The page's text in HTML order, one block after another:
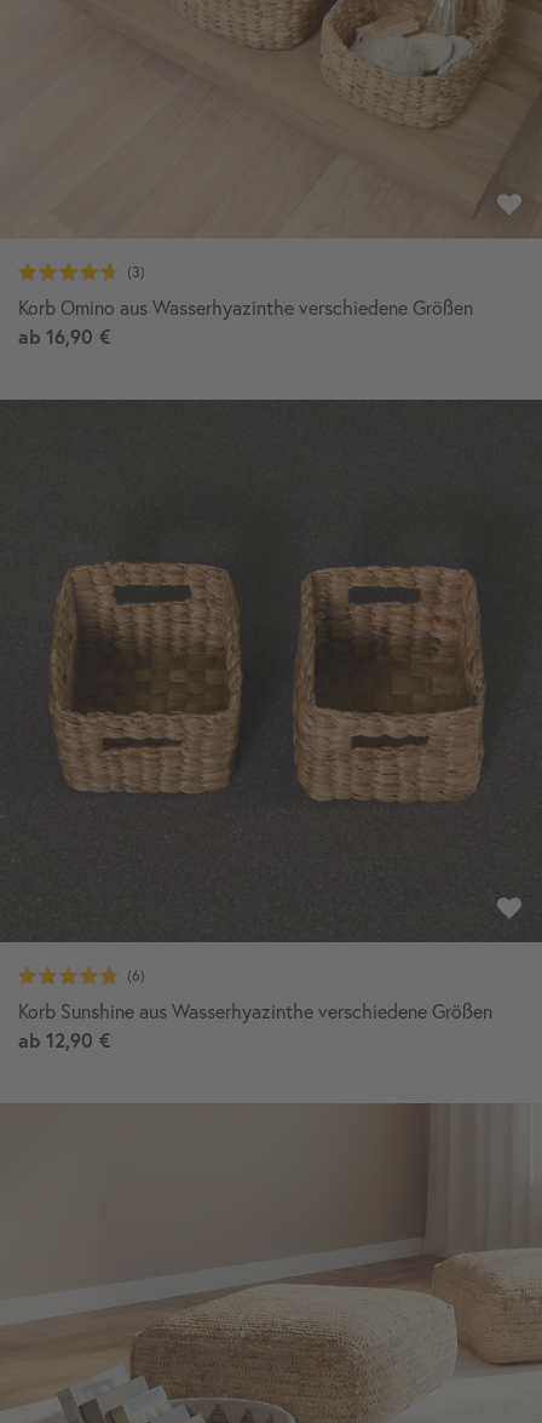
Korb Omino aus Wasserhyazinthe verschiedene Größen
ab 16,90 €
Korb Sunshine aus Wasserhyazinthe verschiedene Größen
ab 12,90 €